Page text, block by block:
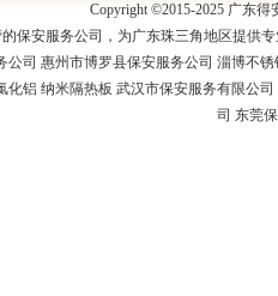
Copyright ©2015-2025 广东
保安服务公司，为广东珠三角地区提供
公司 惠州市博罗县保安服务公司 淄博不锈
化铝 纳米隔热板 武汉市保安服务有限公司
司 东莞